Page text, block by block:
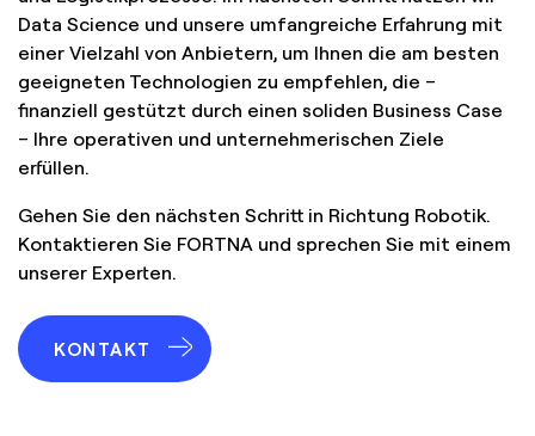
Data Science und unsere umfangreiche Erfahrung mit
einer Vielzahl von Anbietern, um Ihnen die am besten
geeigneten Technologien zu empfehlen, die –
finanziell gestützt durch einen soliden Business Case
– Ihre operativen und unternehmerischen Ziele
erfüllen.
Gehen Sie den nächsten Schritt in Richtung Robotik.
Kontaktieren Sie FORTNA und sprechen Sie mit einem
unserer Experten.
KONTAKT